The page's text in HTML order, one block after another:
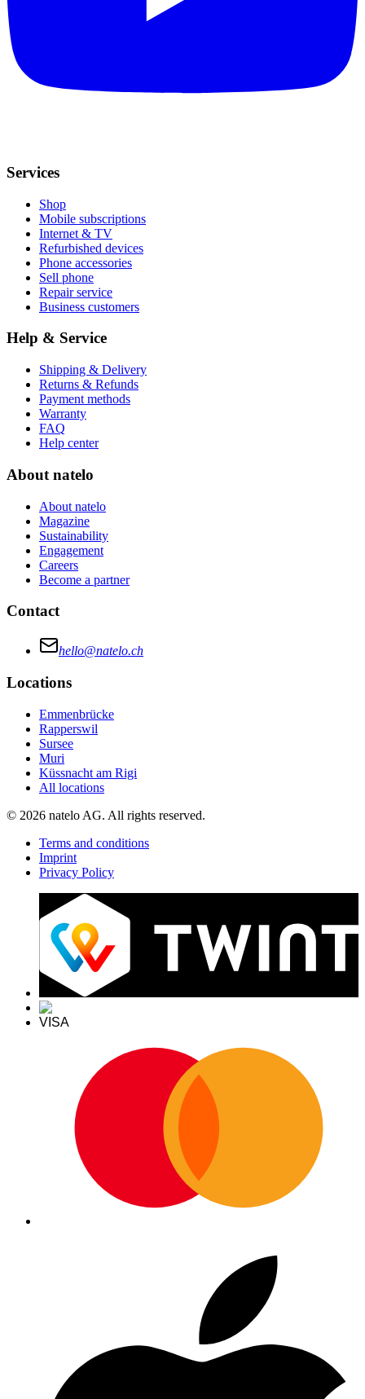
Services
Shop
Mobile subscriptions
Internet & TV
Refurbished devices
Phone accessories
Sell phone
Repair service
Business customers
Help & Service
Shipping & Delivery
Returns & Refunds
Payment methods
Warranty
FAQ
Help center
About natelo
About natelo
Magazine
Sustainability
Engagement
Careers
Become a partner
Contact
hello@natelo.ch
Locations
Emmenbrücke
Rapperswil
Sursee
Muri
Küssnacht am Rigi
All locations
© 2026 natelo AG. All rights reserved.
Terms and conditions
Imprint
Privacy Policy
VISA